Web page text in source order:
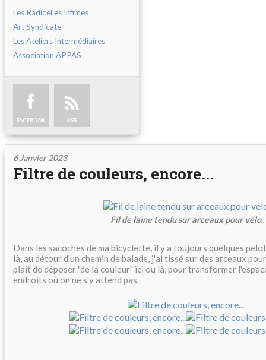
Les Radicelles Infimes
Art Syndicate
Les Ateliers Intermédiaires
Association APPAS
FACEBOOK RSS
6 Janvier 2023
Filtre de couleurs, encore...
Fil de laine tendu sur arceaux pour vélo
Dans les sacoches de ma bicyclette, il y a toujours quelques
là, au détour d'un chemin de balade, j'ai tissé sur des arceaux
plaît de déposer "de la couleur" ici ou là, pour transformer
endroits où on ne s'y attend pas.